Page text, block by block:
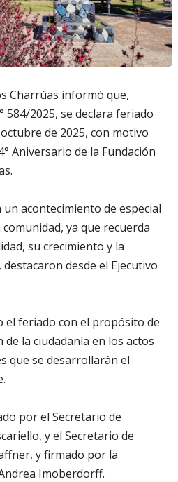
Charrúas informó que,
584/2025, se declara feriado
de 2025, con motivo
Aniversario de la Fundación
acontecimiento de especial
ya que recuerda
su crecimiento y la
desde el Ejecutivo
el feriado con el propósito de
la ciudadanía en los actos
que se desarrollarán el
por el Secretario de
y el Secretario de
y firmado por la
Imoberdorff.